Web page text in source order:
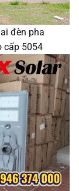
đèn pha
cấp 5054